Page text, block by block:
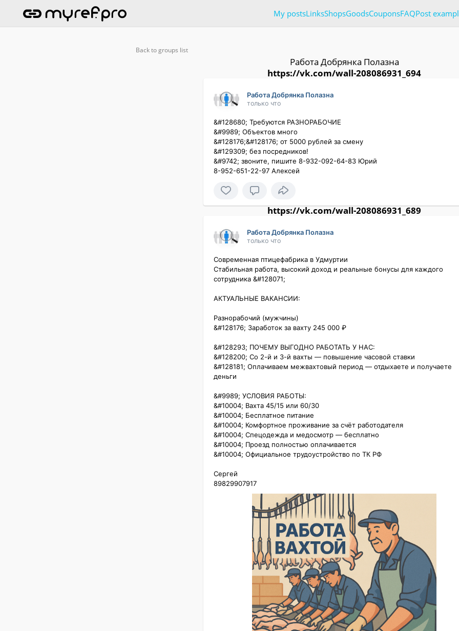
My postsLinksShopsGoodsCouponsFAQPost
Back to groups list
Работа Добрянка Полазна
https://vk.com/wall-208086931_694
Работа Добрянка Полазна
только что
&#128680; Требуются РАЗНОРАБОЧИЕ
&#9989; Объектов много
&#128176;&#128176; от 5000 рублей за смену
&#129309; без посредников!
&#9742; звоните, пишите 8-932-092-64-83 Юрий
8-952-651-22-97 Алексей
https://vk.com/wall-208086931_689
Работа Добрянка Полазна
только что
Современная птицефабрика в Удмуртии
Стабильная работа, высокий доход и реальные бонусы для каждого
сотрудника &#128071;
АКТУАЛЬНЫЕ ВАКАНСИИ:
Разнорабочий (мужчины)
&#128176; Заработок за вахту 245 000 ₽
&#128293; ПОЧЕМУ ВЫГОДНО РАБОТАТЬ У НАС:
&#128200; Со 2-й и 3-й вахты — повышение часовой ставки
&#128181; Оплачиваем межвахтовый период — отдыхаете и получаете
деньги
&#9989; УСЛОВИЯ РАБОТЫ:
&#10004; Вахта 45/15 или 60/30
&#10004; Бесплатное питание
&#10004; Комфортное проживание за счёт работодателя
&#10004; Спецодежда и медосмотр — бесплатно
&#10004; Проезд полностью оплачивается
&#10004; Официальное трудоустройство по ТК РФ
Сергей
89829907917